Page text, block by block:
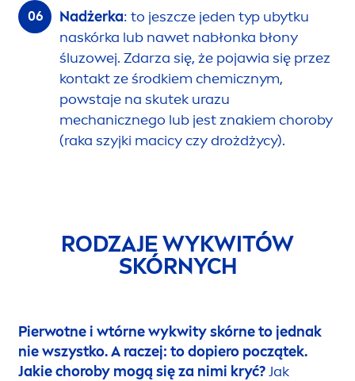
Nadżerka: to jeszcze jeden typ ubytku
naskórka lub nawet nabłonka błony
śluzowej. Zdarza się, że pojawia się przez
kontakt ze środkiem chemicznym,
powstaje na skutek urazu
mechanicznego lub jest znakiem choroby
(raka szyjki macicy czy drożdżycy).
RODZAJE WYKWITÓW
SKÓRNYCH
Pierwotne i wtórne wykwity skórne to jednak
nie wszystko. A raczej: to dopiero początek.
Jakie choroby mogą się za nimi kryć?Jak